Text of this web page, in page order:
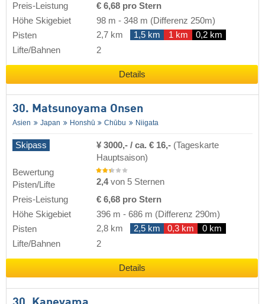
Preis-Leistung
€ 6,68 pro Stern
Höhe Skigebiet
98 m - 348 m (Differenz 250m)
Pisten
2,7 km 1,5 km 1 km
0,2 km
Lifte/Bahnen
2
Details
30. Matsunoyama Onsen
Asien Japan Honshū Chūbu Niigata
Skipass ¥ 3000,- / ca. € 16,- (Tageskarte
Hauptsaison)
Bewertung
Pisten/Lifte
2,4von 5 Sternen
Preis-Leistung
€ 6,68 pro Stern
Höhe Skigebiet
396 m - 686 m (Differenz 290m)
Pisten
2,8 km 2,5 km 0,3 km
0 km
Lifte/Bahnen
2
Details